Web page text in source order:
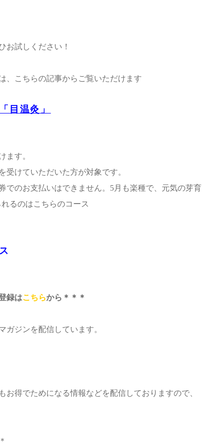
お試しください！
、こちらの記事からご覧いただけます
目温灸」
ます。
受けていただいた方が対象です。
でのお支払いはできません。5月も楽種で、元気の芽育
るのはこちらのコース
録はこちらから＊＊＊
ジンを配信しています。
お得でためになる情報などを配信しておりますので、